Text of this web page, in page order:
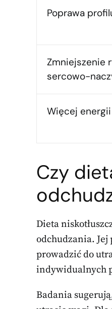
Poprawa
Zmniejszenie
sercowo-
Więcej energii
Czy
Dieta
odchudzania. Jej
prowadzić do
indywidualnych
Badania